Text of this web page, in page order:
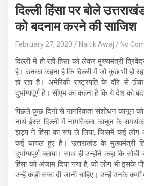
दिल्ली हिंसा पर बोले
को बदनाम करने की साजिश
February 27, 2020 Naitik Awaj No
दिल्ली में हो रही हिंसा को लेकर मुख्यमंत्री
है। उनका कहना है कि दिल्ली में जो कुछ भी हो
हो रहा है। अमेरिकी राष्ट्रपति के दौरे से
दुर्भाग्यपूर्ण है। सीएम का कहना है कि ये देश को
पिछले कुछ दिनों से नागरिकता संशोधन कानून
नार्थ ईस्ट दिल्ली में नागरिकता कानून के
झड़प ने हिंसा का रूप ले लिया, जिसमें कई लोग
कई घायल हुए हैं। उत्तराखंड के मुख्यमंत्री
दुर्भाग्यपूर्ण बताया। साथ ही उन्होंने कहा कि
हिंसा को अंजाम दिया गया है, जो लोग भी
उन्हें कड़ी सजा दी जानी चाहिए। उन्हें उनके